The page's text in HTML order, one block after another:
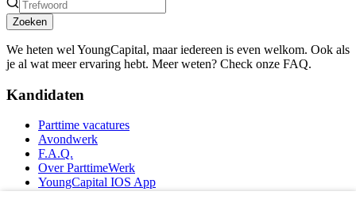
Zoeken
We heten wel YoungCapital, maar iedereen is even welkom. Ook als
je al wat meer ervaring hebt. Meer weten? Check onze FAQ.
Kandidaten
Parttime vacatures
Avondwerk
F.A.Q.
Over ParttimeWerk
YoungCapital IOS App